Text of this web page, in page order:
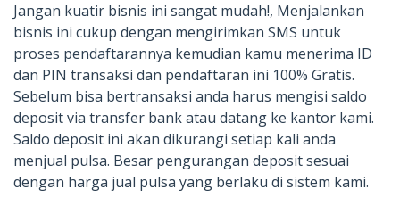
Jangan kuatir bisnis ini sangat mudah!, Menjalankan
bisnis ini cukup dengan mengirimkan SMS untuk
proses pendaftarannya kemudian kamu menerima ID
dan PIN transaksi dan pendaftaran ini 100% Gratis.
Sebelum bisa bertransaksi anda harus mengisi saldo
deposit via transfer bank atau datang ke kantor kami.
Saldo deposit ini akan dikurangi setiap kali anda
menjual pulsa. Besar pengurangan deposit sesuai
dengan harga jual pulsa yang berlaku di sistem kami.